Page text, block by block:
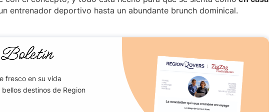
entrenador deportivo hasta un abundante brunch dominical.
Boletín
fresco en su vida
destinos de Region